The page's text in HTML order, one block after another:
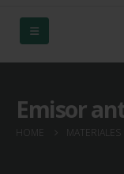
Emisor
HOME MATERIALES